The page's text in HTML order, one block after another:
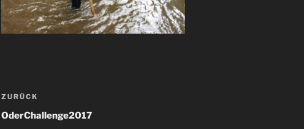
Beitragsnavigation
Vorheriger
Beitrag
ZURÜCK
OderChallenge2017